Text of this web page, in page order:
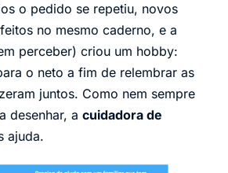
o pedido se repetiu, novos
no mesmo caderno, e a
perceber) criou um hobby:
o neto a fim de relembrar as
juntos. Como nem sempre
desenhar, a cuidadora de
ajuda.